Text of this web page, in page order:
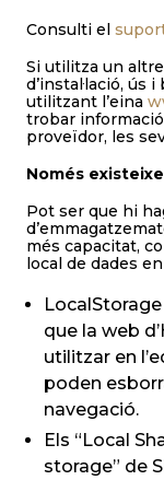
Consulti el
Si utilitza un
d’instal·lació, ús
utilitzant l’eina
trobar
proveïdor, les
Només
Pot ser que hi
més capacitat,
local de dades
que la web
utilitzar en
poden
navegació.
Els “Local
storage” de